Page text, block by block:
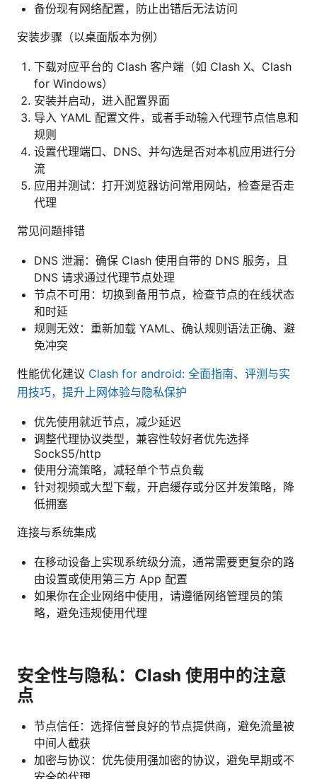
备份现有网络配置，防止出错后无法访问
安装步骤（以桌面版本为例）
下载对应平台的 Clash 客户端（如 Clash X、Clash
for Windows）
安装并启动，进入配置界面
导入 YAML 配置文件，或者手动输入代理节点信息和
规则
设置代理端口、DNS、并勾选是否对本机应用进行分
流
应用并测试：打开浏览器访问常用网站，检查是否走
代理
常见问题排错
DNS 泄漏：确保 Clash 使用自带的 DNS 服务，且
DNS 请求通过代理节点处理
节点不可用：切换到备用节点，检查节点的在线状态
和时延
规则无效：重新加载 YAML、确认规则语法正确、避
免冲突
性能优化建议 Clash for android: 全面指南、评测与实
用技巧，提升上网体验与隐私保护
优先使用就近节点，减少延迟
调整代理协议类型，兼容性较好者优先选择
SockS5/http
使用分流策略，减轻单个节点负载
针对视频或大型下载，开启缓存或分区并发策略，降
低拥塞
连接与系统集成
在移动设备上实现系统级分流，通常需要更复杂的路
由设置或使用第三方 App 配置
如果你在企业网络中使用，请遵循网络管理员的策
略，避免违规使用代理
安全性与隐私：Clash 使用中的注意
点
节点信任：选择信誉良好的节点提供商，避免流量被
中间人截获
加密与协议：优先使用强加密的协议，避免早期或不